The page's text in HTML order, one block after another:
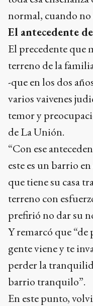
normal, cuando no
El antecedente
El precedente que
terreno de la
-que en los dos
varios vaivenes
temor y
de La Unión.
“Con ese
este es un barrio
que tiene su casa
terreno con
prefirió no dar su
Y remarcó que “de
gente viene y te
perder la
barrio tranquilo”.
En este punto,